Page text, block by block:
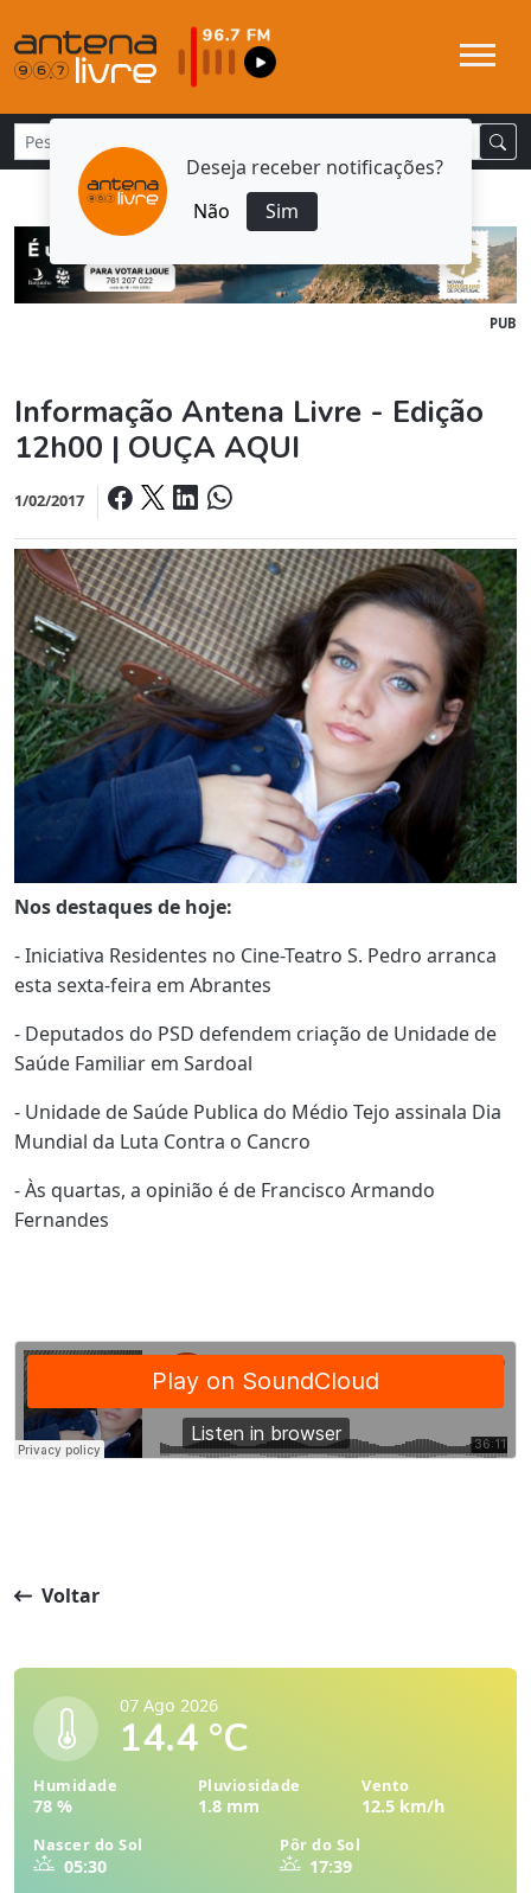
Deseja receber notificações?
Não
Sim
PUB
Informação Antena Livre - Edição
12h00 | OUÇA AQUI
1/02/2017
Nos destaques de hoje:
- Iniciativa Residentes no Cine-Teatro S. Pedro arranca
esta sexta-feira em Abrantes
- Deputados do PSD defendem criação de Unidade de
Saúde Familiar em Sardoal
- Unidade de Saúde Publica do Médio Tejo assinala Dia
Mundial da Luta Contra o Cancro
- Às quartas, a opinião é de Francisco Armando
Fernandes
Voltar
07 Ago 2026
14.4 °C
Humidade
78 %
Pluviosidade
1.8 mm
Vento
12.5 km/h
Nascer do Sol
05:30
Pôr do Sol
17:39